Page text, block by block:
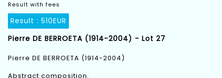
Result with fees
Result : 510EUR
Pierre DE BERROETA (1914-2004) - Lot 27
Pierre DE BERROETA (1914-2004)
Abstract composition.